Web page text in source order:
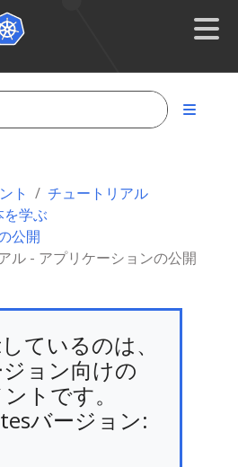
ト
チュートリアル
学ぶ
公開
ル - アプリケーションの公開
ているのは、
ョン向けの
トです。
バージョン: